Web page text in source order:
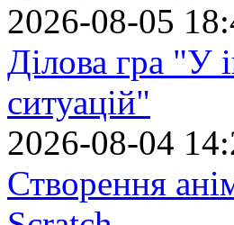
2026-08-05
Ділова гра "У
ситуацій"
2026-08-04
Створення